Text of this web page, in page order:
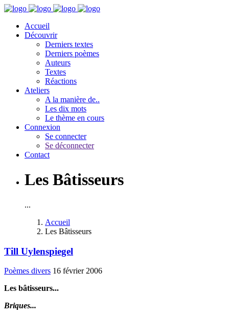
Accueil
Découvrir
Derniers textes
Derniers poèmes
Auteurs
Textes
Réactions
Ateliers
A la manière de..
Les dix mots
Le thème en cours
Connexion
Se connecter
Se déconnecter
Contact
Les Bâtisseurs
...
Accueil
Les Bâtisseurs
Till Uylenspiegel
Poèmes divers 16 février 2006
Les bâtisseurs...
Briques...